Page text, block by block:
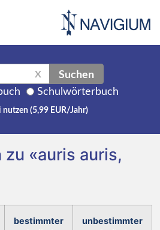
X Suchen
Schulwörterbuch
(5,99 EUR/Jahr)
«auris auris,
bestimmter
unbestimmter